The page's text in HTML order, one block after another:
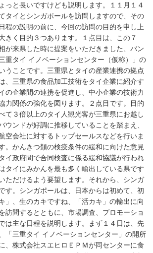
っと長いですけども説明します。１１月１４
タイとシンガポールを訪問しますので、その
程の説明の前に、今回の訪問の目的を申し上
きく目的３つあります。１点目は、この７
が来県した時に提案をいただきました、バン
重タイ イノベーションセンター（仮称）」の
うことです。三重県とタイの産業連携の拠点
、三重県の食品加工技術をタイ企業に紹介す
の企業間の連携を促進し、中小企業の技術力
力関係の強化を図ります。２点目です。目的
て３倍以上のタイ人観光客が三重県にお越し
ウンドが好調に推移していることを踏まえ、
空会社に対するトップセールスなどを行いま
。かんきつ類の検疫条件の緩和に向けた意見
イ政府間で合同検査に係る緩和協議が行われ
タイにみかんを最も多く輸出している県です
ただけるよう要望します。それから、シンガ
す。シンガポールは、日本からは初めて、初
」、生のカキですね、「活カキ」の輸出に向
訪問するとともに、市場調査、プロモーショ
は主な日程を説明します。まず１４日は、先
「三重タイ イノベーションセンター」の開所
、株式会社スエヒロＥＰＭが同センターに食